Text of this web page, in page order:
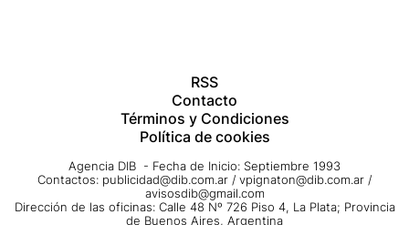
RSS
Contacto
Términos y Condiciones
Política de cookies
Agencia DIB - Fecha de Inicio: Septiembre 1993
Contactos: publicidad@dib.com.ar / vpignaton@dib.com.ar /
avisosdib@gmail.com
Dirección de las oficinas: Calle 48 Nº 726 Piso 4, La Plata; Provincia
de Buenos Aires, Argentina